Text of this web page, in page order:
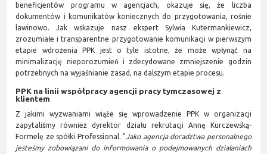
beneficjentów programu w agencjach, okazuje się, że liczba
dokumentów i komunikatów koniecznych do przygotowania, rośnie
lawinowo. Jak wskazuje nasz ekspert Sylwia Kutermankiewicz,
zrozumiałe i transparentne przygotowanie komunikacji w pierwszym
etapie wdrożenia PPK jest o tyle istotne, że może wpłynąć na
minimalizację nieporozumień i zdecydowane zmniejszenie godzin
potrzebnych na wyjaśnianie zasad, na dalszym etapie procesu.
PPK na linii współpracy agencji pracy tymczasowej z
klientem
Z jakimi wyzwaniami wiąże się wprowadzenie PPK w organizacji
zapytaliśmy również dyrektor działu rekrutacji Annę Kurczewską-
Formelę ze spółki Professional. " Jako agencja doradztwa personalnego
jesteśmy zobowiązani do informowania o podejmowanych działaniach